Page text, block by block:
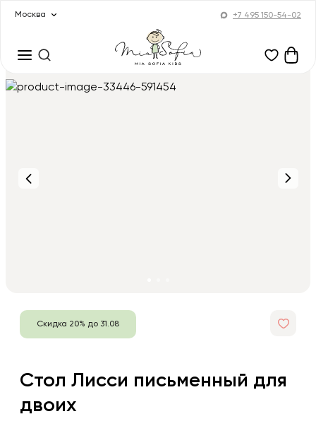
Москва +7 495 150-54-02
Скидка 20% до 31.08
Стол Лисси письменный для
двоих